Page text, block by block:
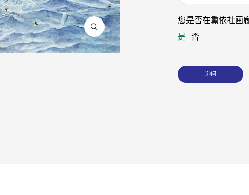
您是否在熏依社画
是 否